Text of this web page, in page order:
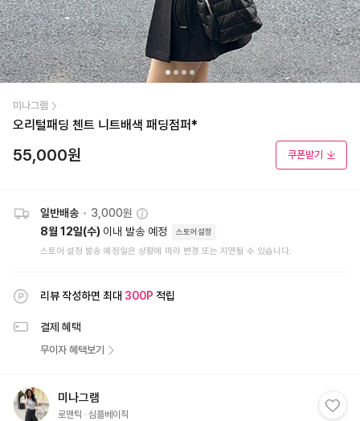
미나그램
오리털패딩 첸트 니트배색 패딩점퍼*
55,000원 쿠폰받기
일반배송 • 3,000원
8월 12일(수) 이내 발송 예정 스토어설정
스토어 설정 발송 예정일은 상황에 따라 변경 또는 지연될 수 있습니다.
리뷰 작성하면 최대 300P 적립
결제 혜택
무이자 혜택보기
미나그램
로맨틱 심플베이직